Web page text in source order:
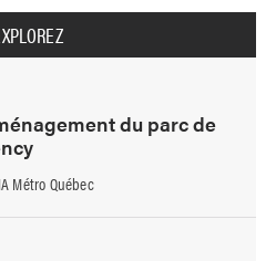
du parc de
Métro Québec